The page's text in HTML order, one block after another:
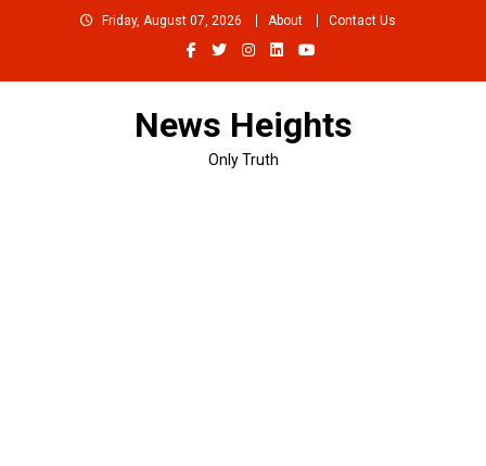
Friday, August 07, 2026 About Contact Us
News Heights
Only Truth